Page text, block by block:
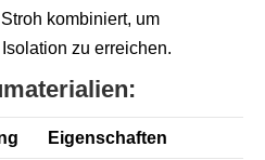
kombiniert, um
zu erreichen.
Eigenschaften